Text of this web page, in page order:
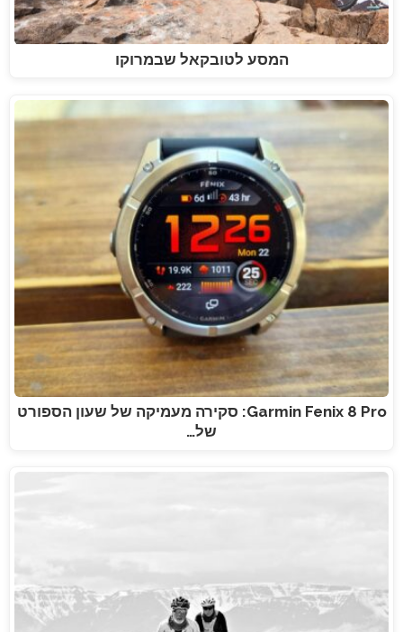
המסע לטובקאל שבמרוקו
Garmin Fenix 8 Pro: סקירה מעמיקה של שעון הספורט
של…